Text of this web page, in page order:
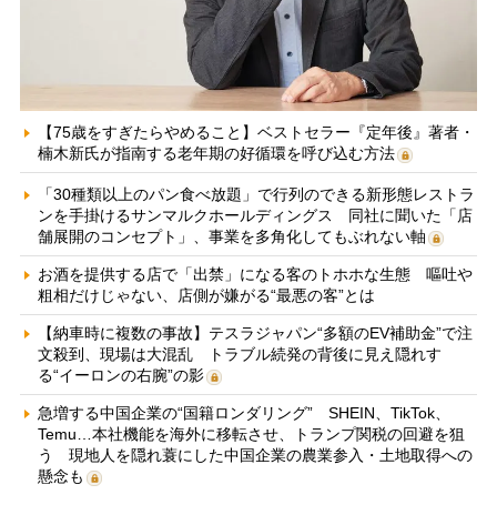
【75歳をすぎたらやめること】ベストセラー『定年後』著者・
楠木新氏が指南する老年期の好循環を呼び込む方法
「30種類以上のパン食べ放題」で行列のできる新形態レストラ
ンを手掛けるサンマルクホールディングス 同社に聞いた「店
舗展開のコンセプト」、事業を多角化してもぶれない軸
お酒を提供する店で「出禁」になる客のトホホな生態 嘔吐や
粗相だけじゃない、店側が嫌がる“最悪の客”とは
【納車時に複数の事故】テスラジャパン“多額のEV補助金”で注
文殺到、現場は大混乱 トラブル続発の背後に見え隠れす
る“イーロンの右腕”の影
急増する中国企業の“国籍ロンダリング” SHEIN、TikTok、
Temu…本社機能を海外に移転させ、トランプ関税の回避を狙
う 現地人を隠れ蓑にした中国企業の農業参入・土地取得への
懸念も